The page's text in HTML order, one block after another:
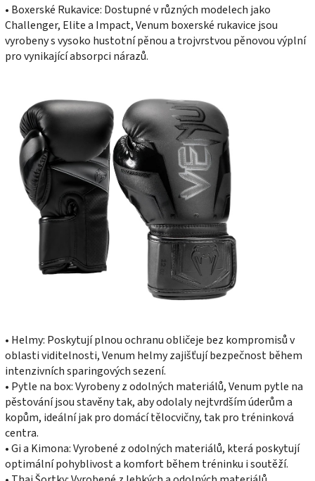
• Boxerské Rukavice: Dostupné v různých modelech jako
Challenger, Elite a Impact, Venum boxerské rukavice jsou
vyrobeny s vysoko hustotní pěnou a trojvrstvou pěnovou výplní
pro vynikající absorpci nárazů.
• Helmy: Poskytují plnou ochranu obličeje bez kompromisů v
oblasti viditelnosti, Venum helmy zajišťují bezpečnost během
intenzivních sparingových sezení.
• Pytle na box: Vyrobeny z odolných materiálů, Venum pytle na
pěstování jsou stavěny tak, aby odolaly nejtvrdším úderům a
kopům, ideální jak pro domácí tělocvičny, tak pro tréninková
centra.
• Gi a Kimona: Vyrobené z odolných materiálů, která poskytují
optimální pohyblivost a komfort během tréninku i soutěží.